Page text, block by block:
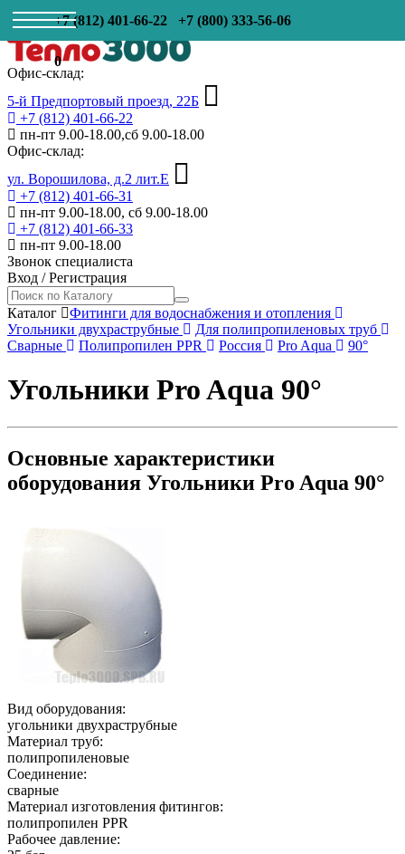
+7 (812) 401-66-22 +7 (800) 333-56-06
0
Офис-склад:
5-й Предпортовый проезд, 22Б
+7 (812) 401-66-22
пн-пт 9.00-18.00,сб 9.00-18.00
Офис-склад:
ул. Ворошилова, д.2 лит.Е
+7 (812) 401-66-31
пн-пт 9.00-18.00, сб 9.00-18.00
+7 (812) 401-66-33
пн-пт 9.00-18.00
Звонок специалиста
Вход /Регистрация
Каталог
Фитинги для водоснабжения и отопления
Угольники двухраструбные
Для полипропиленовых труб
Сварные
Полипропилен PPR Россия Pro Aqua 90°
Угольники Pro Aqua 90°
Основные характеристики
оборудования Угольники Pro Aqua 90°
Вид оборудования:
угольники двухраструбные
Материал труб:
полипропиленовые
Соединение:
сварные
Материал изготовления фитингов:
полипропилен PPR
Рабочее давление: